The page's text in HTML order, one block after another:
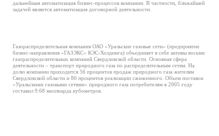
дальнейшая автоматизация бизнес-процессов компании. В частности, ближайшей
задачей является автоматизация договорной деятельности.
Газораспределительная компания ОАО «Уральские газовые сети» (предприятие
бизнес-направления «ГАЗЭКС» КЭС-Холдинга) объединяет в себе активы восьми
газораспределительных компаний Свердловской области. Основная сфера
деятельности – транспорт природного газа по распределительным сетям. На
долю компании приходится 56 процентов продаж природного газа жителям
Свердловской области и 80 процентов реализации сжиженного. Объем поставок
«Уральскими газовыми сетями» природного газа потребителям в 2005 году
составил 9.68 миллиарда кубометров.